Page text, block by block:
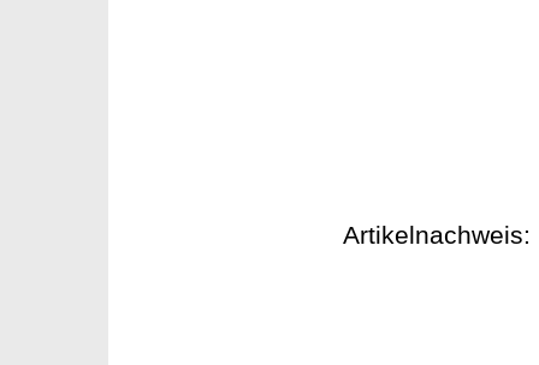
Artikelnachweis: